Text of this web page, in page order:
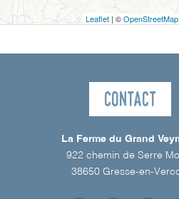
Leaflet | ©OpenStreetMap
Contact
La Ferme du Grand
922 chemin de Serre
38650 Gresse-en-